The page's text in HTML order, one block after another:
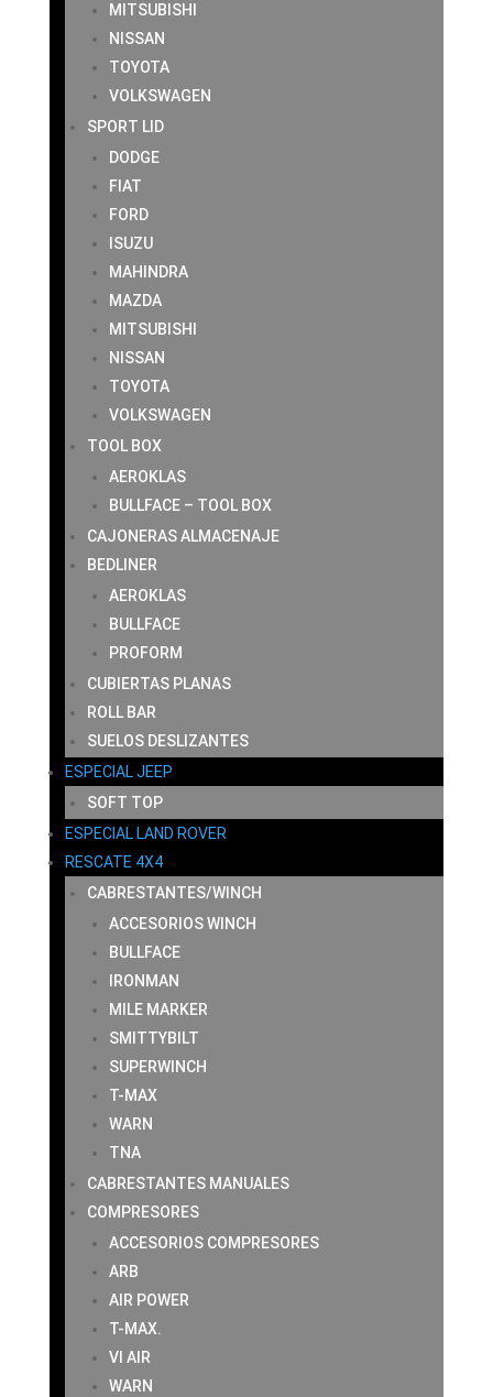
MITSUBISHI
NISSAN
TOYOTA
VOLKSWAGEN
SPORT LID
DODGE
FIAT
FORD
ISUZU
MAHINDRA
MAZDA
MITSUBISHI
NISSAN
TOYOTA
VOLKSWAGEN
TOOL BOX
AEROKLAS
BULLFACE – TOOL BOX
CAJONERAS ALMACENAJE
BEDLINER
AEROKLAS
BULLFACE
PROFORM
CUBIERTAS PLANAS
ROLL BAR
SUELOS DESLIZANTES
ESPECIAL JEEP
SOFT TOP
ESPECIAL LAND ROVER
RESCATE 4X4
CABRESTANTES/WINCH
ACCESORIOS WINCH
BULLFACE
IRONMAN
MILE MARKER
SMITTYBILT
SUPERWINCH
T-MAX
WARN
TNA
CABRESTANTES MANUALES
COMPRESORES
ACCESORIOS COMPRESORES
ARB
AIR POWER
T-MAX.
VI AIR
WARN